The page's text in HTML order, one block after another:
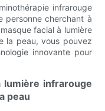
infrarouge
personne cherchant à
facial à lumière
la peau, vous pouvez
innovante pour
lumière infrarouge
peau